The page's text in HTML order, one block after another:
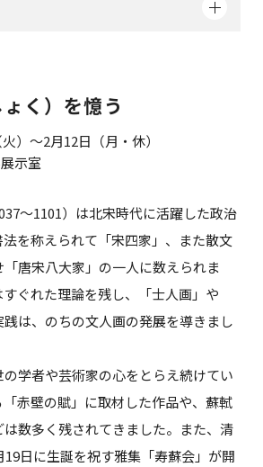
く）を憶う
）～2月12日（月・休）
示室
～1101）は北宋時代に活躍した政治
を称えられて「宋四家」、また散文
唐宋八大家」の一人に数えられま
ぐれた理論を残し、「士人画」や
践は、のちの文人画の発展を導きまし
学者や芸術家の心をとらえ続けてい
「赤壁の賦」に取材した作品や、蘇軾
数多く残されてきました。また、清
日に生誕を祝す雅集「寿蘇会」が開